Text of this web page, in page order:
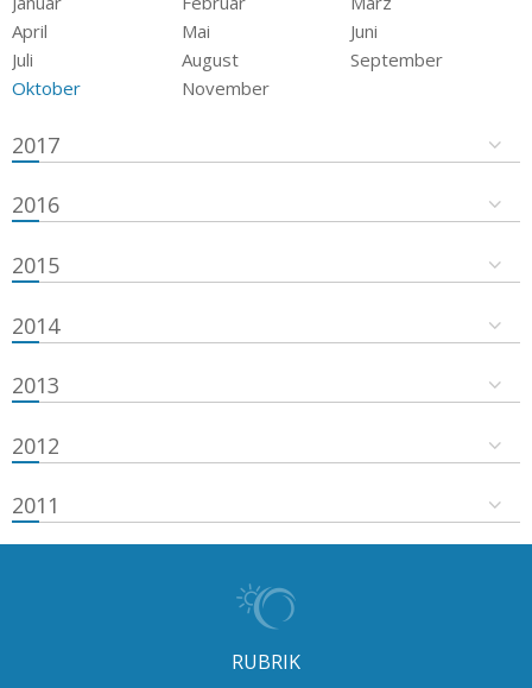
April
Mai
Juni
Juli
August
September
Oktober
November
2017
2016
2015
2014
2013
2012
2011
RUBRIK